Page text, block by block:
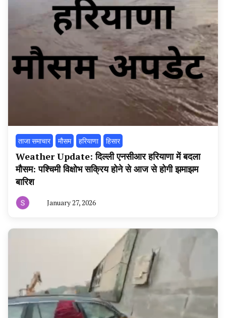
ताजा समाचार मौसम हरियाणा हिसार
Weather Update: दिल्ली एनसीआर हरियाणा में बदला
मौसम: पश्चिमी विक्षोभ सक्रिय होने से आज से होगी झमाझम
बारिश
टूडे
January 27, 2026